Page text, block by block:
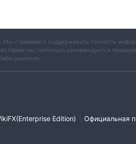
Мы стремимся поддерживать точность
настоятельно рекомендуется
решения.
Edition)
Официальная